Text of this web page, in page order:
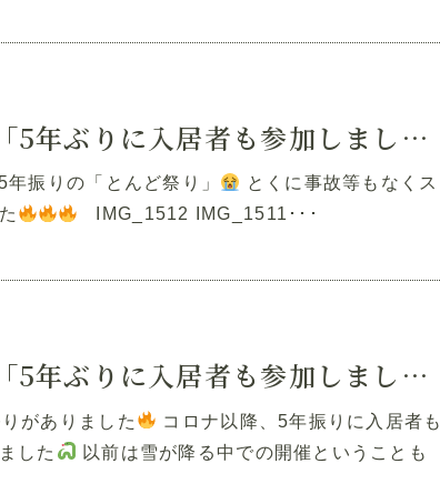
令和7年とんど祭り「5年ぶりに入居者も参加しました」②
年振りの「とんど祭り」
とくに事故等もなくス
IMG_1512 IMG_1511･･･
令和7年とんど祭り「5年ぶりに入居者も参加しました」①
がありました
コロナ以降、5年振りに入居者も
した
以前は雪が降る中での開催ということも